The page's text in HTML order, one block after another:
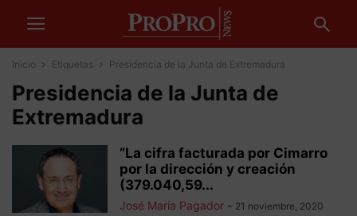
Inicio Etiquetas Presidencia de la Junta de Extremadura
Presidencia de la Junta de
Extremadura
“La cifra facturada por Cimarro
por la dirección y creación
(379.040,59...
José María Pagador - 21 noviembre, 2020